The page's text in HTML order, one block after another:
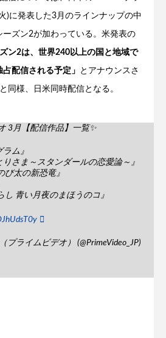
)に発表した3月のラインナップの中
ーズン2が加わっている。米発表の
ズン2は、世界240以上の国と地域で
配信される予定」 とアナウンスさ
同様、日米同時配信となる。
3月【配信作品】一覧✨
ム』
さま～スタンダールの恋愛論～』
び太の新恐竜』
し 青い月夜のまほうのコ』
プライムビデオ） (@PrimeVideo_JP)